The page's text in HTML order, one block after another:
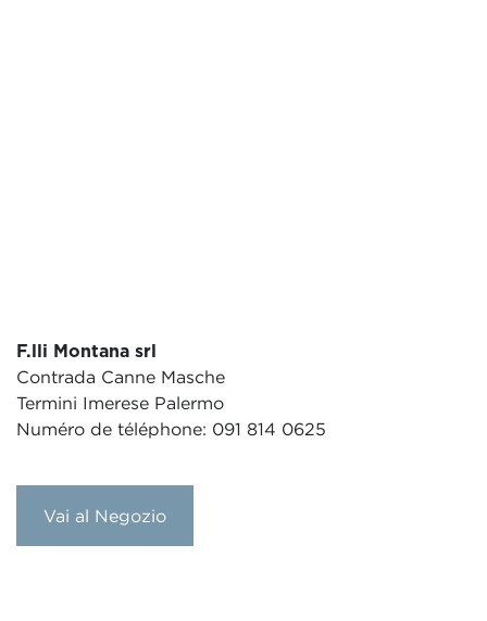
F.lli Montana srl
Contrada Canne Masche
Termini Imerese Palermo
Numéro de téléphone: 091 814 0625
Vai al Negozio